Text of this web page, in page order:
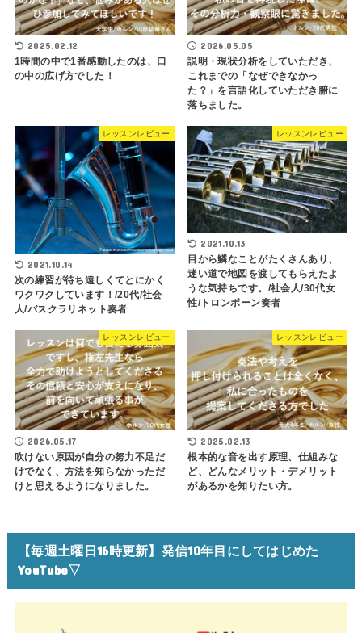
2025.02.12
1時間の中で1番感動したのは、口
の中の広げ方でした！
2026.05.05
説明・現状分析をしていただき、
これまでの「なぜできなかっ
た？」を言語化していただき腑に
落ちました。
レッスンレビュー
2021.10.14
次の練習が待ち遠しくてとにかく
ワクワクしています！/20代/社会
人/バスクラリネット奏者
レッスンレビュー
2021.10.13
目から鱗なことがたくさんあり、
迷い道で地図を渡してもらえたよ
うな気持ちです。/社会人/30代女
性/トロンボーン奏者
レッスンレビュー
2026.05.17
吹けない原因が自分の努力不足だ
けでなく、方法を知らなかっただ
けと思えるようになりました。
レッスンレビュー
2025.02.13
根本的な音を出す原理、仕組みな
ど、どんなメリット・デメリット
があるかを知りたい方。
【毎週土曜日16時更新】発信10年目にしてはじめた
YouTube▽